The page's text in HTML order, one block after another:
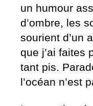
un humour
d’ombre, les
sourient d’un
que j’ai faites
tant pis.
l’océan n’est